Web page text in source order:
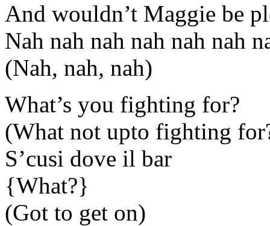
And wouldn’t Maggie be
Nah nah nah nah nah nah
(Nah, nah, nah)
What’s you fighting for?
(What not upto fighting
S’cusi dove il bar
{What?}
(Got to get on)